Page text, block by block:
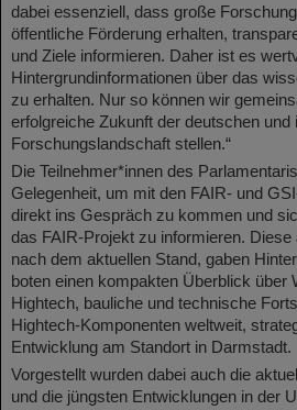
dabei essenziell, dass große
öffentliche Förderung erhalten,
und Ziele informieren. Daher ist es
Hintergrundinformationen über das
zu erhalten. Nur so können wir
erfolgreiche Zukunft der deutschen und
Forschungslandschaft stellen.“
Die Teilnehmer*innen des
Gelegenheit, um mit den FAIR- und
direkt ins Gespräch zu kommen und
das FAIR-Projekt zu informieren. Diese
nach dem aktuellen Stand, gaben
boten einen kompakten Überblick über
Hightech, bauliche und technische
Hightech-Komponenten weltweit,
Entwicklung am Standort in Darmstadt.
Vorgestellt wurden dabei auch die
und die jüngsten Entwicklungen in der